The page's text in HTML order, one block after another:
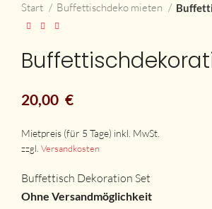
Start Buffettischdeko mieten
20,00 €
zzgl. Versandkosten
Buffettisch Dekoration Set
Ohne Versandmöglichkeit